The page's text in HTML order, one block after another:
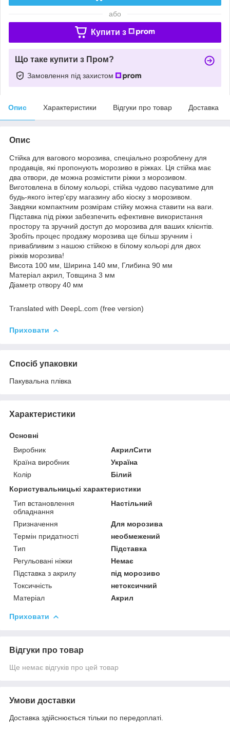
або
Купити з
Що таке купити з Пром?
Замовлення під захистом
Опис Характеристики Відгуки про товар Доставка
Опис
Стійка для вагового морозива, спеціально розроблену для
продавців, які пропонують морозиво в ріжках. Ця стійка має
два отвори, де можна розмістити ріжки з морозивом.
Виготовлена в білому кольорі, стійка чудово пасуватиме для
будь-якого інтер'єру магазину або кіоску з морозивом.
Завдяки компактним розмірам стійку можна ставити на ваги.
Підставка під ріжки забезпечить ефективне використання
простору та зручний доступ до морозива для ваших клієнтів.
Зробіть процес продажу морозива ще більш зручним і
привабливим з нашою стійкою в білому кольорі для двох
ріжків морозива!
Висота 100 мм, Ширина 140 мм, Глибина 90 мм
Матеріал акрил, Товщина 3 мм
Діаметр отвору 40 мм
Translated with DeepL.com (free version)
Приховати
Спосіб упаковки
Пакувальна плівка
Характеристики
Основні
Виробник
АкрилСити
Країна виробник
Україна
Колір
Білий
Користувальницькі характеристики
Тип встановлення
обладнання
Настільний
Призначення
Для морозива
Термін придатності
необмежений
Тип
Підставка
Регульовані ніжки
Немає
Підставка з акрилу
під морозиво
Токсичність
нетоксичний
Матеріал
Акрил
Приховати
Відгуки про товар
Ще немає відгуків про цей товар
Умови доставки
Доставка здійснюється тільки по передоплаті.